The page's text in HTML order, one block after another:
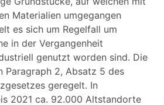
Materialien umgegangen
es sich um Regelfall um
in der Vergangenheit
genutzt worden sind. Die
Paragraph 2, Absatz 5 des
geregelt. In
2021 ca. 92.000 Altstandorte